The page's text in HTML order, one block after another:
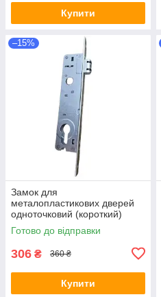
Купити
–15%
Замок для
металопластикових дверей
одноточковий (короткий)
REZE 25/85/16 з роликовою
засувкою артикул 515112
Готово до відправки
306 ₴ 360 ₴
Купити